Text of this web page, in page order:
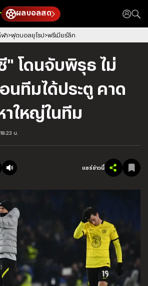
ผลบอลสด
า ฟุตบอลยุโรป พรีเมียร์ลีก
" โดนจับพิรุธ ไม่
นทีมได้ประตู คาด
ใหญ่ในทีม
น.
แชร์ข่าวนี้